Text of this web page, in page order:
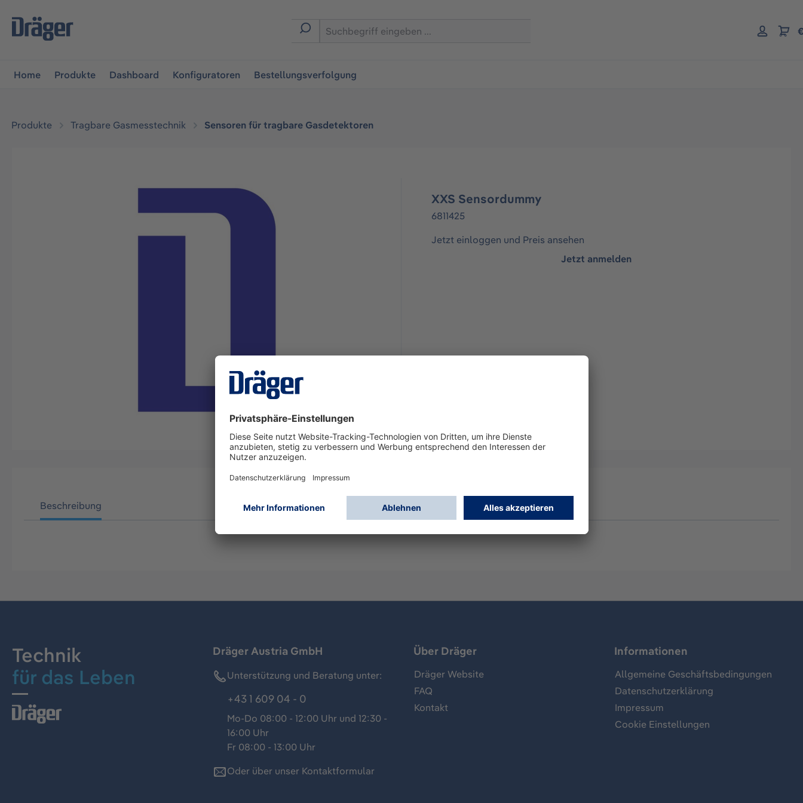
springen
Home Produkte Dashboard Konfiguratoren Bestellungsverfolgung
Produkte Tragbare Gasmesstechnik Sensoren für tragbare Gasdetektoren
XXS Sensordummy
6811425
Jetzt einloggen und Preis ansehen
Jetzt anmelden
Beschreibung
Technik
für das Leben
Dräger Austria GmbH
Unterstützung und Beratung unter:
+43 1 609 04 - 0
Mo-Do 08:00 - 12:00 Uhr und 12:30 -
16:00 Uhr
Fr 08:00 - 13:00 Uhr
Oder über unser Kontaktformular
Über Dräger
Dräger Website
FAQ
Kontakt
Informationen
Allgemeine Geschäftsbedingungen
Datenschutzerklärung
Impressum
Cookie Einstellungen